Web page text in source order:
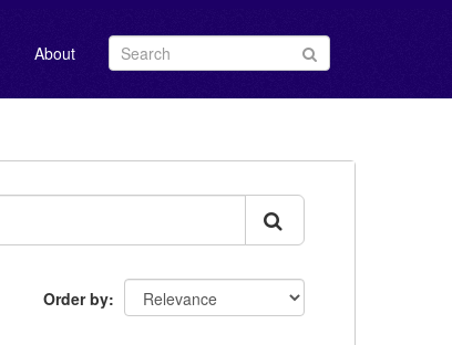
About
Order by